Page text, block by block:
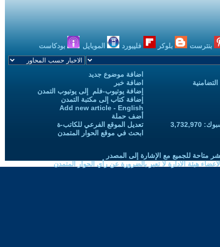
بنترست بلوكر فليبورد الموبايل بودكاست
اضافة موضوع جديد
اضافة خبر
إضافة يوتيوب-فلم إلى يوتيوب التمدن
إضافة كتاب إلى مكتبة التمدن
Add new article - English
أضف حملة
تعديل الموقع الفرعي للكاتب-ة
ابحث في موقع الحوار المتمدن
متاحة للجميع مع الإشارة إلى المصدر
هيئة الادارة لا تعبر بالضرورة عن رأي الحوار المتمدن